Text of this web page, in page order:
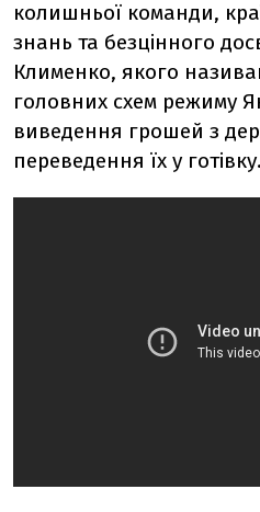
колишньої команди,
знань та безцінного
Клименко, якого
головних схем режиму
виведення грошей з
переведення їх у готівку.